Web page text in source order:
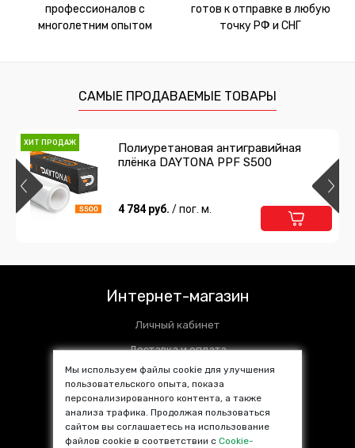
профессионалов с
многолетним опытом
готов к отправке в любую
точку РФ и СНГ
САМЫЕ ПРОДАВАЕМЫЕ ТОВАРЫ
ХИТ ПРОДАЖ
Полиуретановая антигравийная
плёнка DAYTONA PPF S500
4 784 руб. / пог. м.
Интернет-магазин
Личный кабинет
Доставка и оплата
Установочные центры
Контакты
SALE %
Мы используем файлы cookie для улучшения
пользовательского опыта, показа
персонализированного контента, а также
анализа трафика. Продолжая пользоваться
сайтом вы соглашаетесь на использование
файлов cookie в соответствии сCookie-